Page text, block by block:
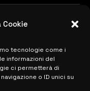
tecnologie come i
informazioni del
ci permetterà di
o ID unici su